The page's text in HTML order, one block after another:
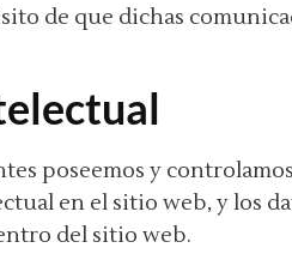
de que dichas
poseemos y
en el sitio web, y los
del sitio web.